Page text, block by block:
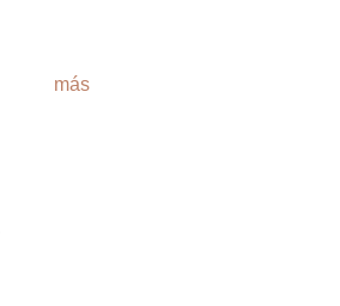
más